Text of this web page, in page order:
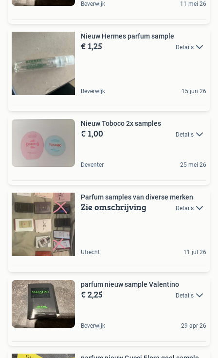
Beverwijk 11 mei 26
Nieuw Hermes parfum sample
€ 1,25 Details
Beverwijk 15 jun 26
Nieuw Toboco 2x samples
€ 1,00 Details
Deventer 25 mei 26
Parfum samples van diverse merken
Zie omschrijving Details
Utrecht 11 jul 26
parfum nieuw sample Valentino
€ 2,25 Details
Beverwijk 29 apr 26